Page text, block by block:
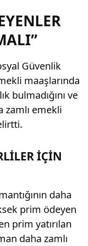
Güvenlik
maaşlarında
bulmadığını ve
zamlı emekli
İÇİN
daha
prim ödeyen
prim yatırılan
daha zamlı